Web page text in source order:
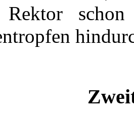
Rektor